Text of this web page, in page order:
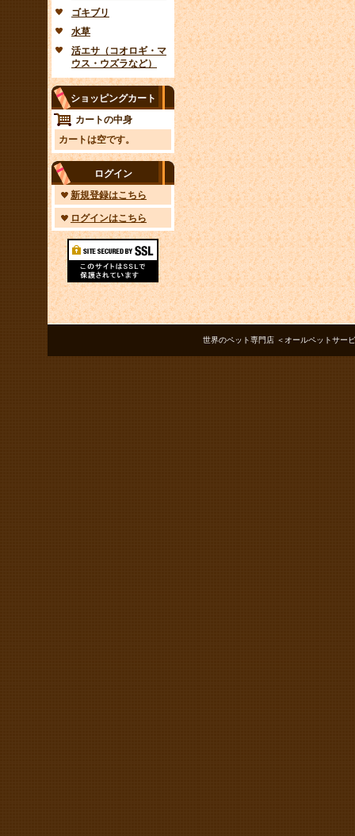
ゴキブリ
水草
活エサ（コオロギ・マ
ウス・ウズラなど）
ショッピングカート
カートの中身
カートは空です。
ログイン
新規登録はこちら
ログインはこちら
世界のペット専門店 ＜オールペットサー